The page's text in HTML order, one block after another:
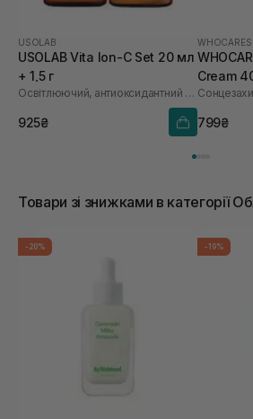
USOLAB
USOLAB Vita Ion-C Set 20 мл
+ 1,5 г
Освітлюючий, антиоксидантний та омолоджуючий набір
925₴
WHOCARES
Cream
799₴
Товари зі знижками в категорії
-20% -19%